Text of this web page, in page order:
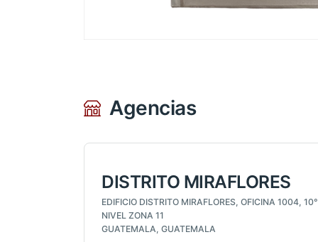
Agencias
DISTRITO MIRAFLORES
EDIFICIO DISTRITO MIRAFLORES, OFICINA 1004, 10°
NIVEL ZONA 11
GUATEMALA, GUATEMALA